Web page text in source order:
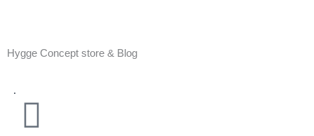
Hygge Concept store & Blog
Warenkorb